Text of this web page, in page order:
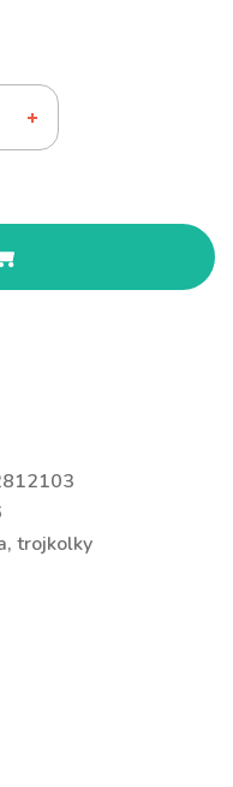
trojkolky